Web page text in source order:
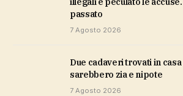
passato
7 Agosto 2026
Due cadaveri trovati in casa nel Napoletano,
sarebbero zia e nipote
7 Agosto 2026